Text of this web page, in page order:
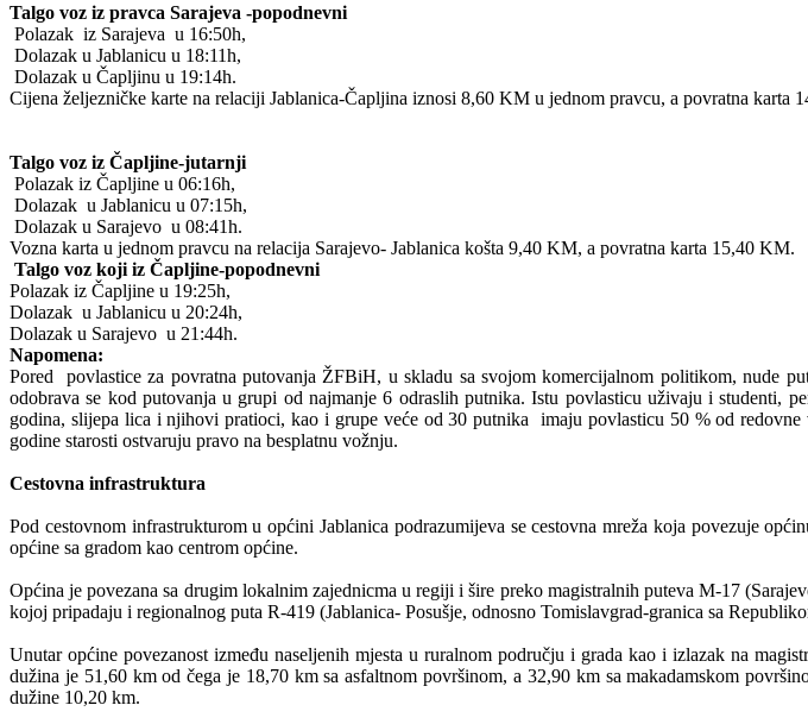
Talgo voz iz pravca Sarajeva -popodnevni
Polazak iz Sarajeva u 16:50h,
Dolazak u Jablanicu u 18:11h,
Dolazak u Čapljinu u 19:14h.
Cijena željezničke karte na relaciji Jablanica-Čapljina iznosi 8,60 KM u jednom pravcu, a povratna karta
Talgo voz iz Čapljine-jutarnji
Polazak iz Čapljine u 06:16h,
Dolazak u Jablanicu u 07:15h,
Dolazak u Sarajevo u 08:41h.
Vozna karta u jednom pravcu na relacija Sarajevo- Jablanica košta 9,40 KM, a povratna karta 15,40 KM.
Talgo voz koji iz Čapljine-popodnevni
Polazak iz Čapljine u 19:25h,
Dolazak u Jablanicu u 20:24h,
Dolazak u Sarajevo u 21:44h.
Napomena:
Pored povlastice za povratna putovanja ŽFBiH, u skladu sa svojom komercijalnom politikom, nude
odobrava se kod putovanja u grupi od najmanje 6 odraslih putnika. Istu povlasticu uživaju i
godina, slijepa lica i njihovi pratioci, kao i grupe veće od 30 putnika imaju povlasticu 50 % od
godine starosti ostvaruju pravo na besplatnu vožnju.
Cestovna infrastruktura
Pod cestovnom infrastrukturom u općini Jablanica podrazumijeva se cestovna mreža koja povezuje
općine sa gradom kao centrom općine.
Općina je povezana sa drugim lokalnim zajednicma u regiji i šire preko magistralnih puteva M-17
kojoj pripadaju i regionalnog puta R-419 (Jablanica- Posušje, odnosno Tomislavgrad-granica sa
Unutar općine povezanost između naseljenih mjesta u ruralnom području i grada kao i izlazak na
dužina je 51,60 km od čega je 18,70 km sa asfaltnom površinom, a 32,90 km sa makadamskom
dužine 10,20 km.